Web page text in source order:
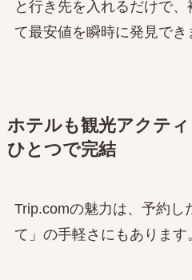
と行き先を入れるだけで
て最安値を瞬時に発見でき
ホテルも観光アクテ
ひとつで完結
Trip.comの魅力は、予約し
て」の手軽さにもあります